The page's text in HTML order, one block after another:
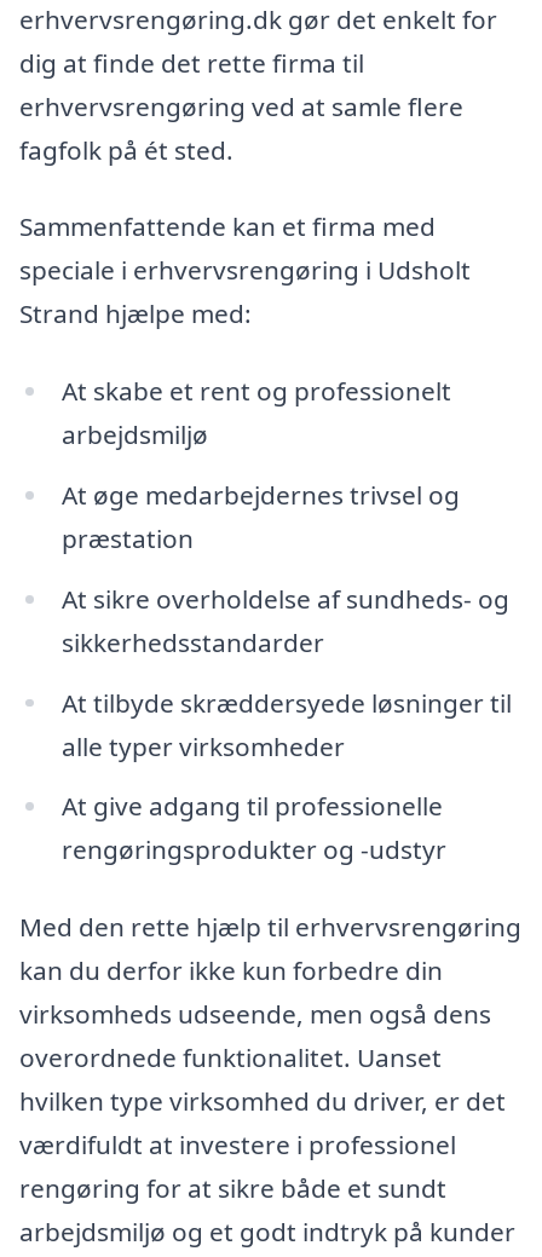
erhvervsrengøring.dk gør det enkelt for
dig at finde det rette firma til
erhvervsrengøring ved at samle flere
fagfolk på ét sted.
Sammenfattende kan et firma med
speciale i erhvervsrengøring i Udsholt
Strand hjælpe med:
At skabe et rent og professionelt
arbejdsmiljø
At øge medarbejdernes trivsel og
præstation
At sikre overholdelse af sundheds- og
sikkerhedsstandarder
At tilbyde skræddersyede løsninger til
alle typer virksomheder
At give adgang til professionelle
rengøringsprodukter og -udstyr
Med den rette hjælp til erhvervsrengøring
kan du derfor ikke kun forbedre din
virksomheds udseende, men også dens
overordnede funktionalitet. Uanset
hvilken type virksomhed du driver, er det
værdifuldt at investere i professionel
rengøring for at sikre både et sundt
arbejdsmiljø og et godt indtryk på kunder